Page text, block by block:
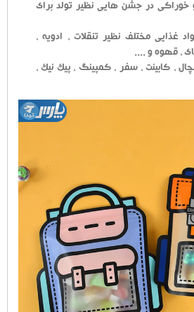
در جشن هایی نظیر تولد برای
غذایی مختلف نظیر تنقلات ، ادویه ،
، قهوه و ....
، کابینت ، سفر ، کمپینگ ، پیک نیک ،